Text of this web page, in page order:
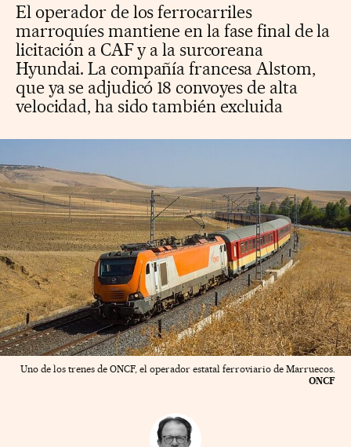
El operador de los ferrocarriles
marroquíes mantiene en la fase final de la
licitación a CAF y a la surcoreana
Hyundai. La compañía francesa Alstom,
que ya se adjudicó 18 convoyes de alta
velocidad, ha sido también excluida
Uno de los trenes de ONCF, el operador estatal ferroviario de Marruecos.
ONCF